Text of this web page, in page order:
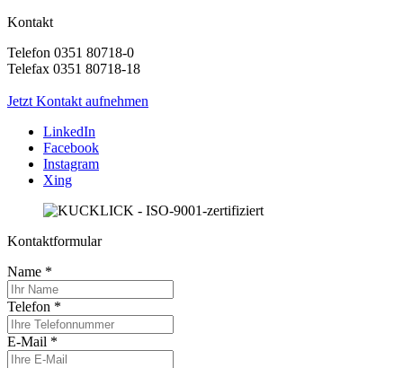
Kontakt
Telefon 0351 80718-0
Telefax 0351 80718-18
Jetzt Kontakt aufnehmen
LinkedIn
Facebook
Instagram
Xing
Kontaktformular
Name *
Telefon *
E-Mail *